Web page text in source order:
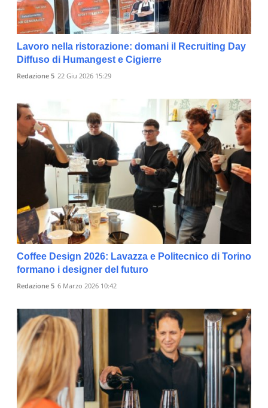
Lavoro nella ristorazione: domani il Recruiting Day
Diffuso di Humangest e Cigierre
Redazione 5 22 Giu 2026 15:29
Coffee Design 2026: Lavazza e Politecnico di Torino
formano i designer del futuro
Redazione 5 6 Marzo 2026 10:42